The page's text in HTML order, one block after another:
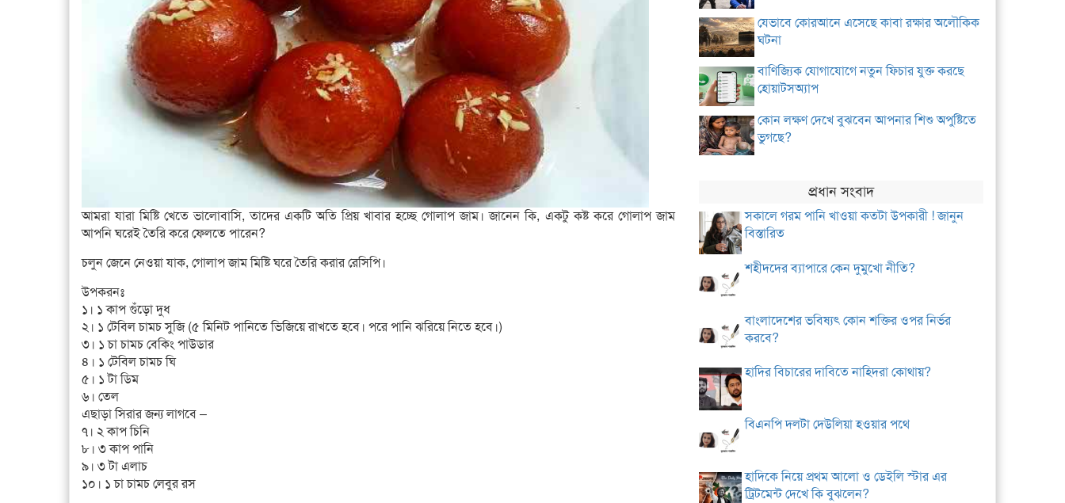
আমরা যারা মিষ্টি খেতে ভালোবাসি, তাদের একটি অতি প্রিয় খাবার হচ্ছে গোলাপ জাম। জানেন কি, একটু কষ্ট করে গোলাপ জাম
আপনি ঘরেই তৈরি করে ফেলতে পারেন?
চলুন জেনে নেওয়া যাক, গোলাপ জাম মিষ্টি ঘরে তৈরি করার রেসিপি।
উপকরনঃ
১। ১ কাপ গুঁড়ো দুধ
২। ১ টেবিল চামচ সুজি (৫ মিনিট পানিতে ভিজিয়ে রাখতে হবে। পরে পানি ঝরিয়ে নিতে হবে।)
৩। ১ চা চামচ বেকিং পাউডার
৪। ১ টেবিল চামচ ঘি
৫। ১ টা ডিম
৬। তেল
এছাড়া সিরার জন্য লাগবে –
৭। ২ কাপ চিনি
৮। ৩ কাপ পানি
৯। ৩ টা এলাচ
১০। ১ চা চামচ লেবুর রস
যেভাবে কোরআনে এসেছে কাবা রক্ষার অলৌকিক
ঘটনা
বাণিজ্যিক যোগাযোগে নতুন ফিচার যুক্ত করছে
হোয়াটসঅ্যাপ
কোন লক্ষণ দেখে বুঝবেন আপনার শিশু অপুষ্টিতে
ভুগছে?
প্রধান সংবাদ
সকালে গরম পানি খাওয়া কতটা উপকারী ! জানুন
বিস্তারিত
শহীদদের ব্যাপারে কেন দুমুখো নীতি?
বাংলাদেশের ভবিষ্যৎ কোন শক্তির ওপর নির্ভর
করবে?
হাদির বিচারের দাবিতে নাহিদরা কোথায়?
বিএনপি দলটা দেউলিয়া হওয়ার পথে
হাদিকে নিয়ে প্রথম আলো ও ডেইলি স্টার এর
ট্রিটমেন্ট দেখে কি বুঝলেন?